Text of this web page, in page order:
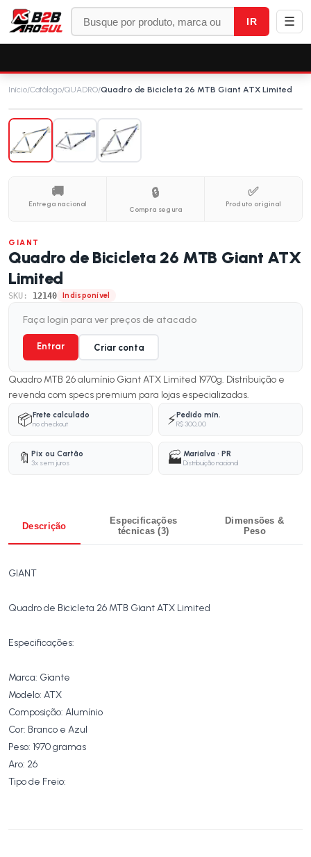
IR ☰
Início/Catálogo/QUADRO/Quadro de Bicicleta 26 MTB Giant ATX Limited
🚚
Entrega nacional
🔒
Compra segura
✅
Produto original
GIANT
Quadro de Bicicleta 26 MTB Giant ATX
Limited
SKU: 12140 Indisponível
Faça login para ver preços de atacado
Entrar Criar conta
Quadro MTB 26 alumínio Giant ATX Limited 1970g. Distribuição e
revenda com specs premium para lojas especializadas.
📦Frete calculado
no checkout
⚡Pedido mín.
R$ 300,00
🔖 Pix ou Cartão
3x sem juros
🏭 Marialva · PR
Distribuição nacional
Descrição
Especificações
técnicas (3)
Dimensões &
Peso
GIANT
Quadro de Bicicleta 26 MTB Giant ATX Limited
Especificações:
Marca: Giante
Modelo: ATX
Composição: Alumínio
Cor: Branco e Azul
Peso: 1970 gramas
Aro: 26
Tipo de Freio: